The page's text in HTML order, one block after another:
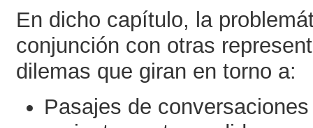
En dicho capítulo, la
conjunción con otras
dilemas que giran en torno a:
Pasajes de